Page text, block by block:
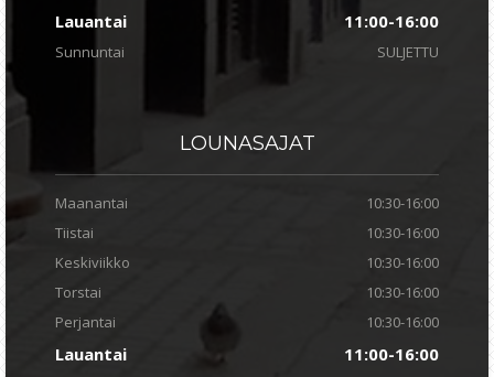
Lauantai 11:00-16:00
Sunnuntai SULJETTU
LOUNASAJAT
Maanantai
10:30-16:00
Tiistai
10:30-16:00
Keskiviikko
10:30-16:00
Torstai
10:30-16:00
Perjantai
10:30-16:00
Lauantai 11:00-16:00